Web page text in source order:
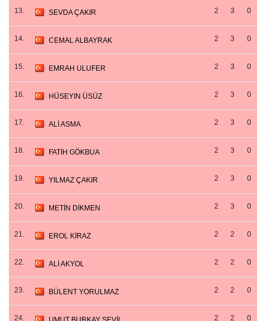
13. SEVDA ÇAKIR 2 3 0
14. CEMAL ALBAYRAK 2 3 0
15. EMRAH ULUFER 2 3 0
16. HÜSEYIN ÜSÜZ 2 3 0
17. ALİ ASMA 2 3 0
18. FATİH GÖKBUA 2 3 0
19. YILMAZ ÇAKIR 2 3 0
20. METİN DİKMEN 2 3 0
21. EROL KİRAZ 2 2 0
22. ALİ AKYOL 2 2 0
23. BÜLENT YORULMAZ 2 2 0
24. 2 2 0